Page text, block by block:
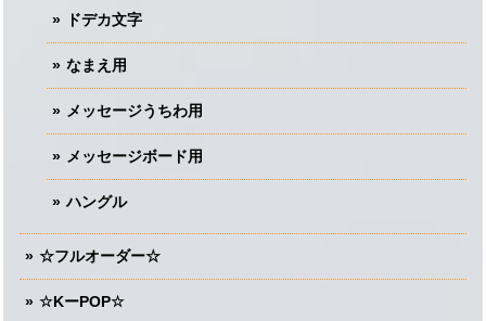
ドデカ文字
なまえ用
メッセージうちわ用
メッセージボード用
ハングル
☆フルオーダー☆
☆KーPOP☆